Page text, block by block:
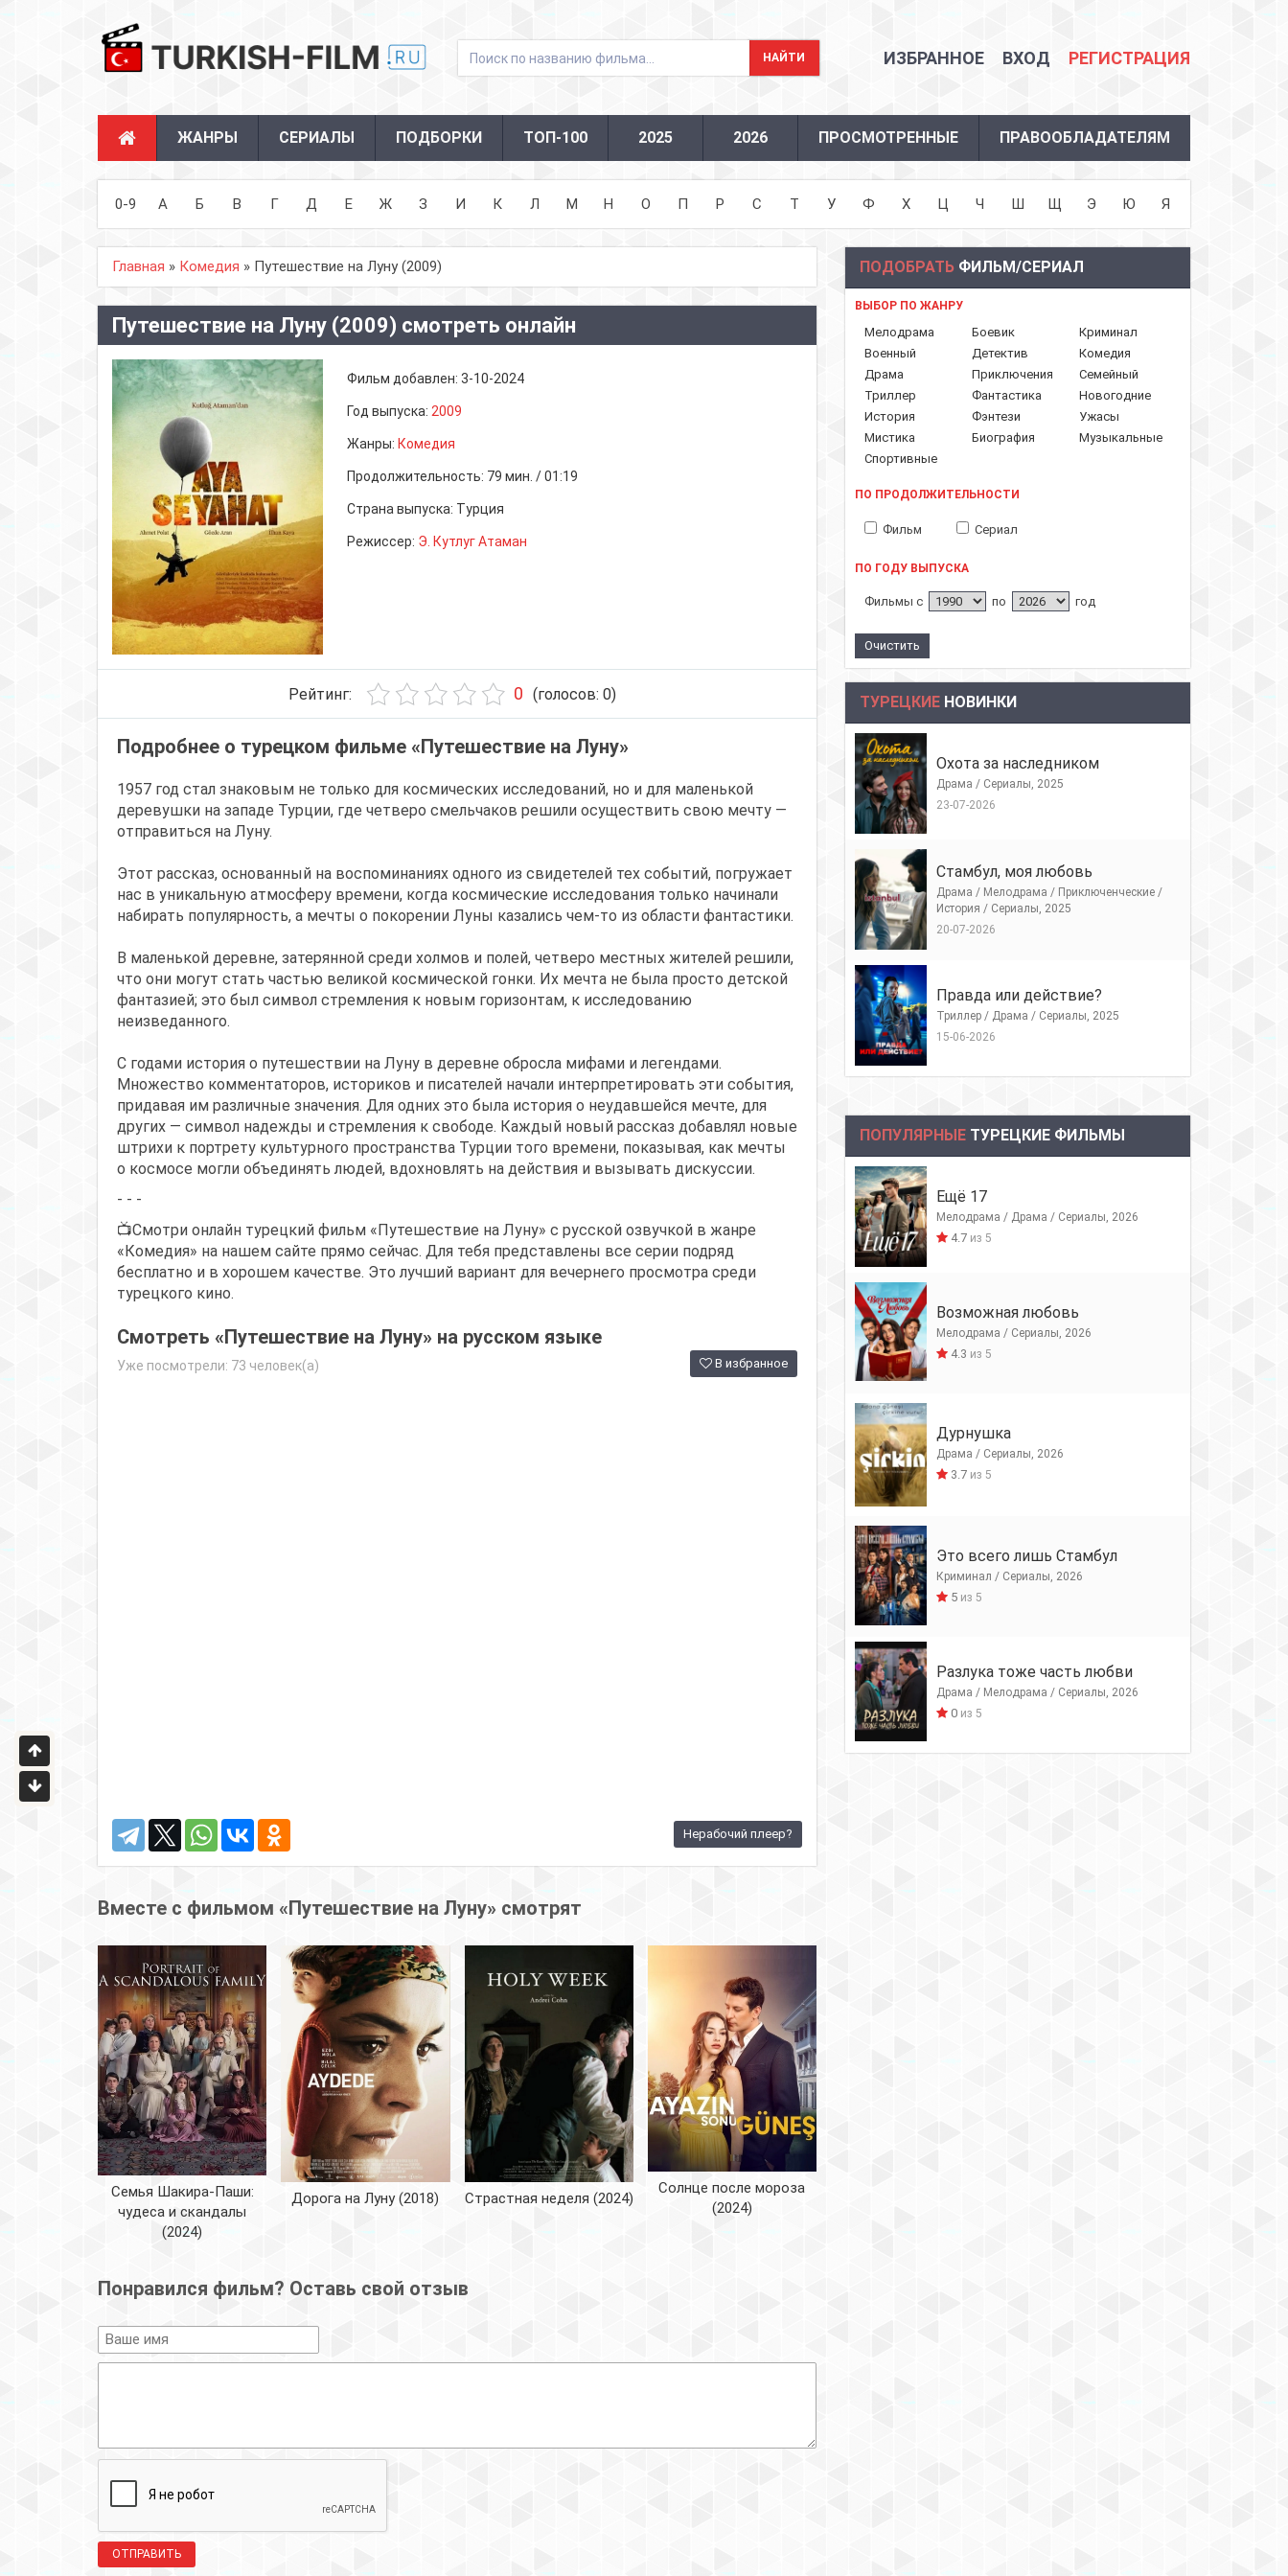
ИЗБРАННОЕ ВХОД РЕГИСТРАЦИЯ
ЖАНРЫ СЕРИАЛЫ ПОДБОРКИ ТОП-100 2025 2026 ПРОСМОТРЕННЫЕ ПРАВООБЛАДАТЕЛЯМ
0-9 А Б В Г Д Е Ж З И К Л М Н О П Р С Т У Ф Х Ц Ч Ш Щ Э Ю Я
Главная » Комедия » Путешествие на Луну (2009)
Путешествие на Луну (2009) смотреть онлайн
Фильм добавлен: 3-10-2024
Год выпуска: 2009
Жанры: Комедия
Продолжительность: 79 мин. / 01:19
Страна выпуска: Турция
Режиссер: Э. Кутлуг Атаман
Рейтинг: 0 (голосов: 0)
Подробнее о турецком фильме «Путешествие на Луну»
1957 год стал знаковым не только для космических исследований, но и для маленькой
деревушки на западе Турции, где четверо смельчаков решили осуществить свою мечту —
отправиться на Луну.
Этот рассказ, основанный на воспоминаниях одного из свидетелей тех событий, погружает
нас в уникальную атмосферу времени, когда космические исследования только начинали
набирать популярность, а мечты о покорении Луны казались чем-то из области фантастики.
В маленькой деревне, затерянной среди холмов и полей, четверо местных жителей решили,
что они могут стать частью великой космической гонки. Их мечта не была просто детской
фантазией; это был символ стремления к новым горизонтам, к исследованию
неизведанного.
С годами история о путешествии на Луну в деревне обросла мифами и легендами.
Множество комментаторов, историков и писателей начали интерпретировать эти события,
придавая им различные значения. Для одних это была история о неудавшейся мечте, для
других — символ надежды и стремления к свободе. Каждый новый рассказ добавлял новые
штрихи к портрету культурного пространства Турции того времени, показывая, как мечты
о космосе могли объединять людей, вдохновлять на действия и вызывать дискуссии.
- - -
📺Смотри онлайн турецкий фильм «Путешествие на Луну» с русской озвучкой в жанре
«Комедия» на нашем сайте прямо сейчас. Для тебя представлены все серии подряд
бесплатно и в хорошем качестве. Это лучший вариант для вечернего просмотра среди
турецкого кино.
Смотреть «Путешествие на Луну» на русском языке
Уже посмотрели: 73 человек(а) В избранное
Нерабочий плеер?
Вместе с фильмом «Путешествие на Луну» смотрят
Семья Шакира-Паши:
чудеса и скандалы
(2024)
Дорога на Луну (2018) Страстная неделя (2024)
Солнце после мороза
(2024)
Понравился фильм? Оставь свой отзыв
ОТПРАВИТЬ
ПОДОБРАТЬ ФИЛЬМ/СЕРИАЛ
ВЫБОР ПО ЖАНРУ
Мелодрама Боевик
Криминал
Военный
Детектив
Комедия
Драма
Приключения
Семейный
Триллер
Фантастика
Новогодние
История
Фэнтези
Ужасы
Мистика
Биография
Музыкальные
Спортивные
ПО ПРОДОЛЖИТЕЛЬНОСТИ
Фильм Сериал
ПО ГОДУ ВЫПУСКА
Фильмы с по год
ТУРЕЦКИЕ НОВИНКИ
Охота за наследником
Драма / Сериалы, 2025
23-07-2026
Стамбул, моя любовь
Драма / Мелодрама / Приключенческие /
История / Сериалы, 2025
20-07-2026
Правда или действие?
Триллер / Драма / Сериалы, 2025
15-06-2026
ПОПУЛЯРНЫЕ ТУРЕЦКИЕ ФИЛЬМЫ
Ещё 17
Мелодрама / Драма / Сериалы, 2026
4.7из 5
Возможная любовь
Мелодрама / Сериалы, 2026
4.3 из 5
Дурнушка
Драма / Сериалы, 2026
3.7из 5
Это всего лишь Стамбул
Криминал / Сериалы, 2026
5из 5
Разлука тоже часть любви
Драма / Мелодрама / Сериалы, 2026
0из 5